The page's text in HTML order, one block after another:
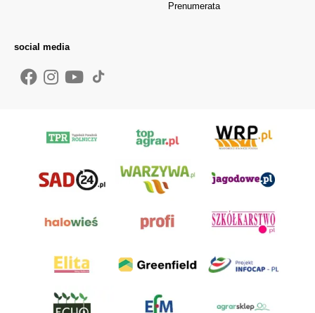
Prenumerata
social media